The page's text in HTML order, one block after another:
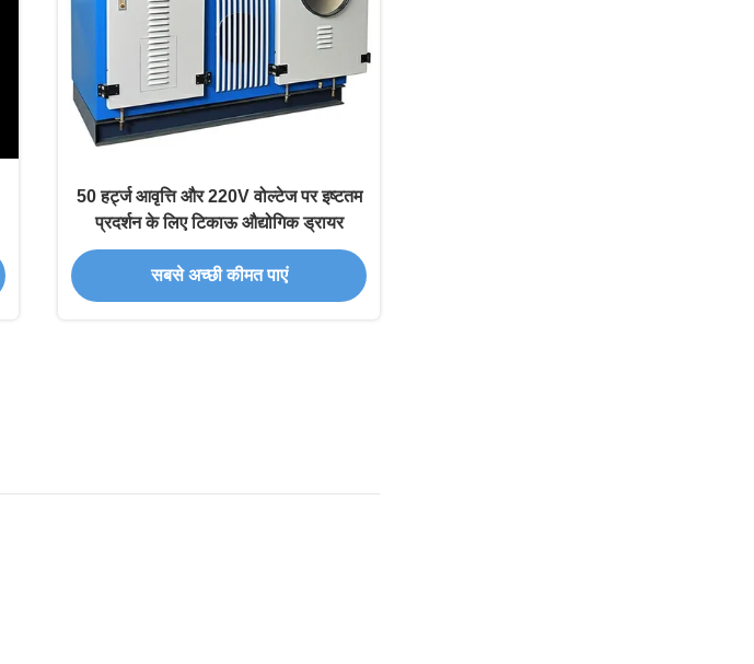
50 हर्ट्ज आवृत्ति और 220V वोल्टेज पर इष्टतम
प्रदर्शन के लिए टिकाऊ औद्योगिक ड्रायर
सबसे अच्छी कीमत पाएं